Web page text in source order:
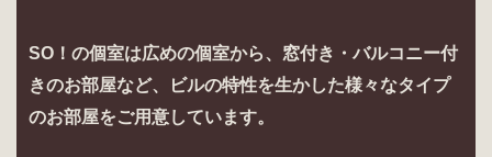
SO！の個室は広めの個室から、窓付き・バルコニー付
きのお部屋など、ビルの特性を生かした様々なタイプ
のお部屋をご用意しています。